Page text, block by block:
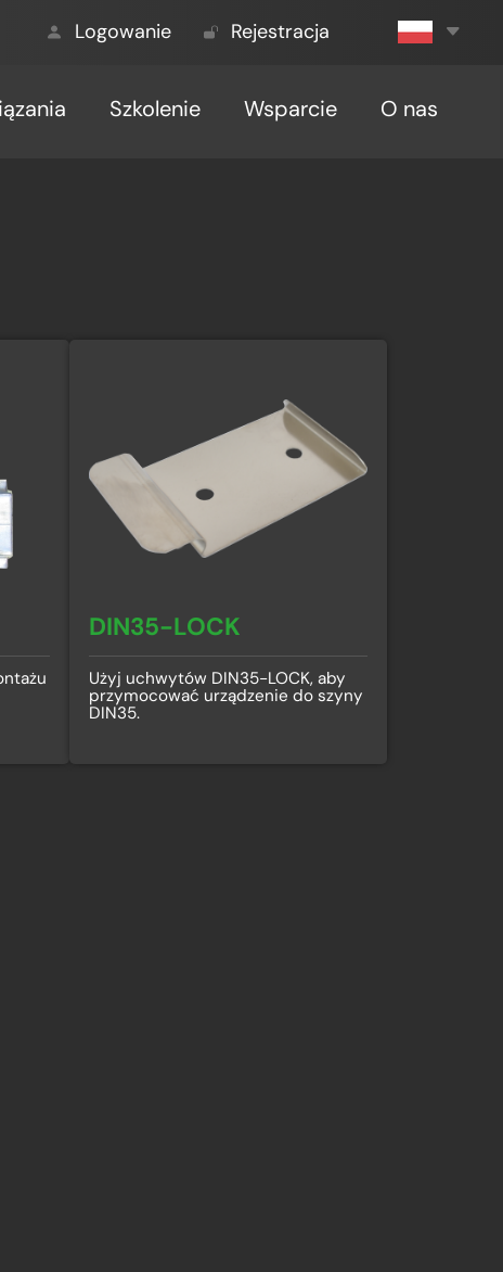
Logowanie Rejestracja
Szkolenie Wsparcie O nas
DIN35-LOCK
Użyj uchwytów DIN35-LOCK, aby
przymocować urządzenie do szyny
DIN35.